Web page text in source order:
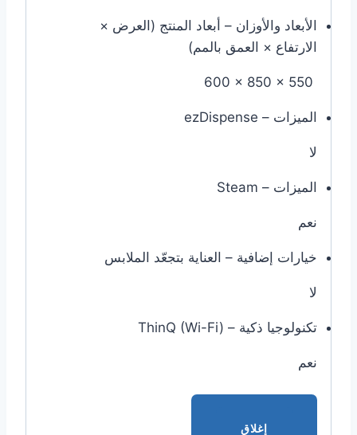
الأبعاد والأوزان – أبعاد المنتج (العرض ×
الارتفاع × العمق بالمم)
‎600 x 850 x 550 ‎
الميزات – ezDispense
لا
الميزات – Steam
نعم
خيارات إضافية – العناية بتجعّد الملابس
لا
تكنولوجيا ذكية – ThinQ (Wi-Fi)‎
نعم
إغلاق